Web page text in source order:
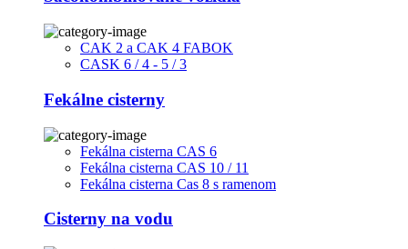
CAK 2 a CAK 4 FABOK
CASK 6 / 4 - 5 / 3
Fekálne cisterny
Fekálna cisterna CAS 6
Fekálna cisterna CAS 10 / 11
Fekálna cisterna Cas 8 s ramenom
Cisterny na vodu